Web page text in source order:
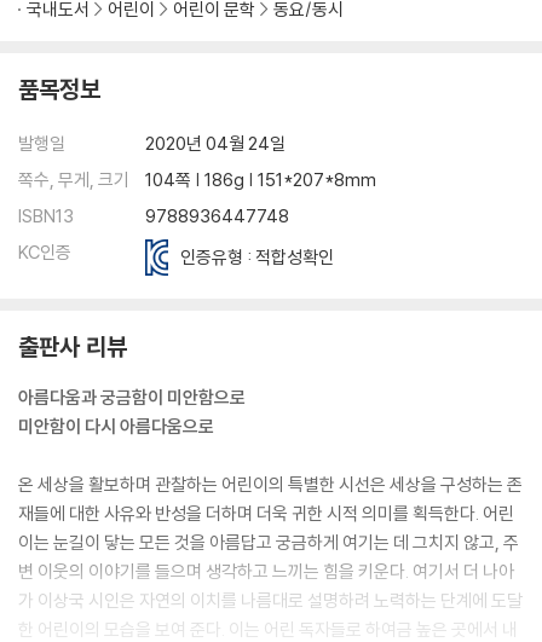
국내도서
어린이 어린이 문학 동요/동시
품목정보
발행일
2020년 04월 24일
쪽수, 무게, 크기
104쪽 | 186g | 151*207*8mm
ISBN13
9788936447748
KC인증
인증유형 : 적합성확인
출판사 리뷰
아름다움과 궁금함이 미안함으로
미안함이 다시 아름다움으로
온 세상을 활보하며 관찰하는 어린이의 특별한 시선은 세상을 구성하는 존
재들에 대한 사유와 반성을 더하며 더욱 귀한 시적 의미를 획득한다. 어린
이는 눈길이 닿는 모든 것을 아름답고 궁금하게 여기는 데 그치지 않고, 주
변 이웃의 이야기를 들으며 생각하고 느끼는 힘을 키운다. 여기서 더 나아
가 이상국 시인은 자연의 이치를 나름대로 설명하려 노력하는 단계에 도달
한 어린이의 모습을 보여 준다. 이는 어린 독자들로 하여금 높은 곳에서 내